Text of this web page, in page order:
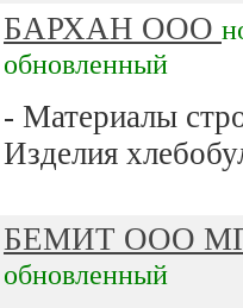
БАРХАН ООО
обновленный
- Материалы
Изделия
БЕМИТ ООО
обновленный